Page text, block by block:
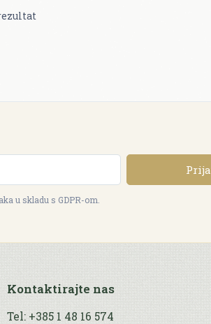
u skladu s GDPR-om.
Kontaktirajte nas
Tel: +385 1 48 16 574